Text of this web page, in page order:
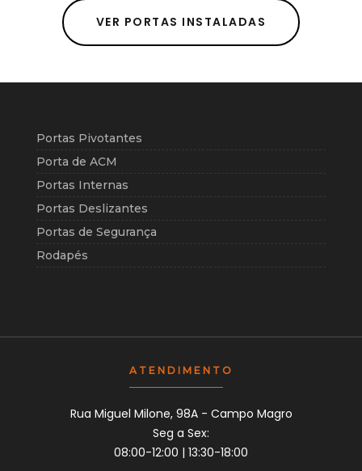
VER PORTAS INSTALADAS
Portas Pivotantes
Porta de ACM
Portas Internas
Portas Deslizantes
Portas de Segurança
Rodapés
ATENDIMENTO
Rua Miguel Milone, 98A - Campo Magro
Seg a Sex:
08:00-12:00 | 13:30-18:00